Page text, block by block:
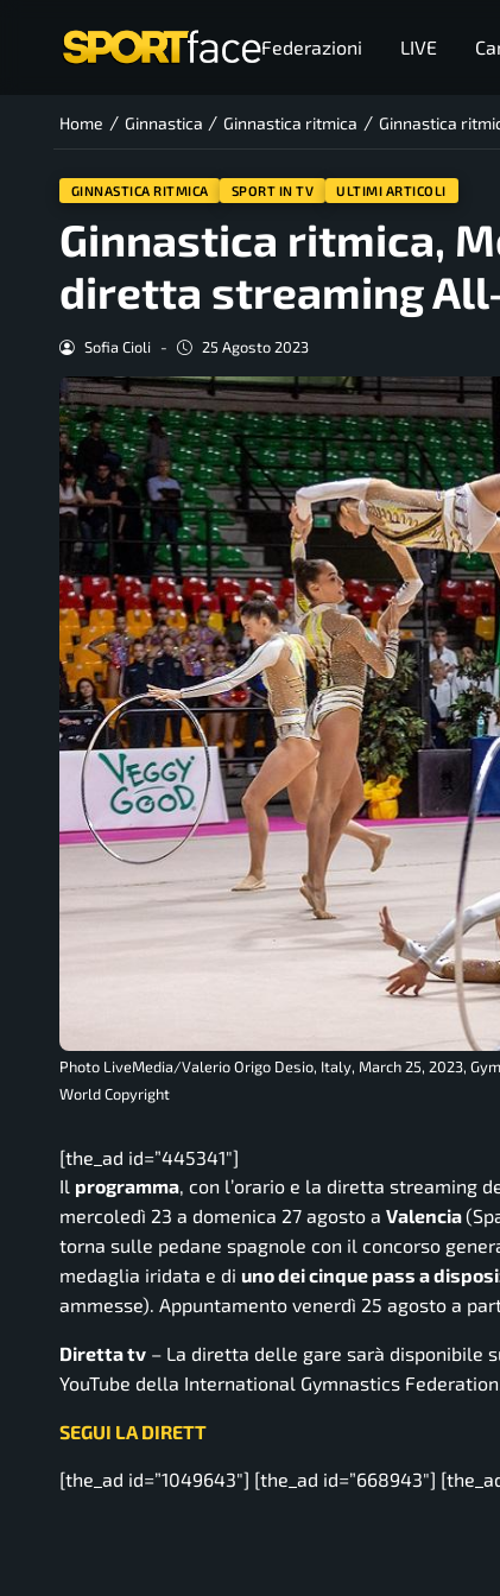
Federazioni LIVE
Home / Ginnastica / Ginnastica ritmica / Ginnastica
GINNASTICA RITMICA SPORT IN TV ULTIMI ARTICOLI
Ginnastica ritmica,
diretta streaming
Sofia Cioli - 25 Agosto 2023
Photo LiveMedia/Valerio Origo Desio, Italy, March 25, 2023,
World Copyright
[the_ad id=”445341″]
Il programma, con l’orario e la diretta streaming
mercoledì 23 a domenica 27 agosto a Valencia
torna sulle pedane spagnole con il concorso
medaglia iridata e di uno dei cinque pass a
ammesse). Appuntamento venerdì 25 agosto a
Diretta tv – La diretta delle gare sarà disponibile
YouTube della International Gymnastics
SEGUI LA DIRETT
[the_ad id=”1049643″] [the_ad id=”668943″]